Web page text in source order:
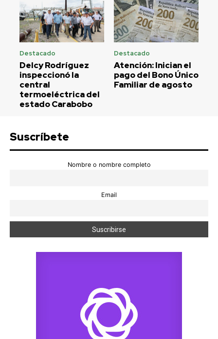
Destacado
Delcy Rodríguez
inspeccionó la
central
termoeléctrica del
estado Carabobo
Destacado
Atención: Inician el
pago del Bono Único
Familiar de agosto
Suscríbete
Nombre o nombre completo
Email